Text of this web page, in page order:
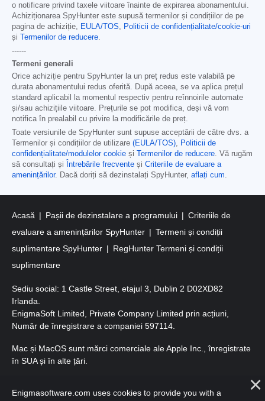
o notificare privind taxele viitoare înainte de expirarea abonamentului.
Achiziționarea SpyHunter este supusă termenilor și condițiilor de pe
pagina de achiziție,
EULA/TOS
Politicii de confidențialitate/cookie-uri
și Termenilor de reducere
------
Termeni generali
Orice achiziție pentru SpyHunter la un preț redus este valabilă pe
durata abonamentului redus oferită. După aceea, se va aplica prețul
standard aplicabil la momentul respectiv pentru reînnoirile automate
și/sau achizițiile viitoare. Prețurile se pot modifica, deși vă vom
notifica în prealabil cu privire la modificările de preț.
Toate versiunile de SpyHunter sunt supuse acceptării de către dvs. a
Termenilor și condițiilor de utilizare (EULA/TOS)
Politicii de
confidențialitate/modulelor cookie și Termenilor de reducere . Vă rugăm
să consultați și
Întrebările frecvente și Criteriile de evaluare a
amenințărilor. Dacă doriți să dezinstalați SpyHunter, aflați cum
Acasă Pașii de dezinstalare a programului
Criteriile de
evaluare a amenințărilor SpyHunter
Termeni și condiții
suplimentare SpyHunter
RegHunter Termeni și condiții
suplimentare
Sediu social: 1 Castle Street, etajul 3, Dublin 2 D02XD82
Irlanda.
EnigmaSoft Limited, Private Company Limited prin acțiuni,
Număr de înregistrare a companiei 597114.
Mac și MacOS sunt mărci comerciale ale Apple Inc., înregistrate
în SUA și în alte țări.
rezervate.
Enigmasoftware.com uses cookies to provide you with a